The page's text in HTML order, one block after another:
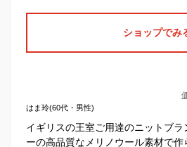
ショップでみ
はま玲(60代・男性)
イギリスの王室ご用達のニットブ
ーの高品質なメリノウール素材で